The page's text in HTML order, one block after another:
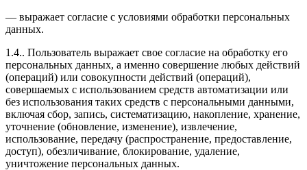
— выражает согласие с условиями обработки персональных
данных.
1.4.. Пользователь выражает свое согласие на обработку его
персональных данных, а именно совершение любых действий
(операций) или совокупности действий (операций),
совершаемых с использованием средств автоматизации или
без использования таких средств с персональными данными,
включая сбор, запись, систематизацию, накопление, хранение,
уточнение (обновление, изменение), извлечение,
использование, передачу (распространение, предоставление,
доступ), обезличивание, блокирование, удаление,
уничтожение персональных данных.